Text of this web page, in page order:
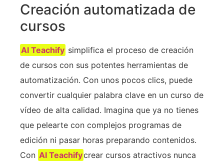
Creación automatizada de
cursos
AI Teachify simplifica el proceso de creación
de cursos con sus potentes herramientas de
automatización. Con unos pocos clics, puede
convertir cualquier palabra clave en un curso de
vídeo de alta calidad. Imagina que ya no tienes
que pelearte con complejos programas de
edición ni pasar horas preparando contenidos.
Con AI Teachifycrear cursos atractivos nunca